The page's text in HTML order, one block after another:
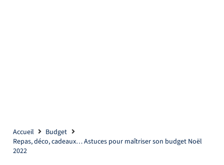
Accueil
Budget
Repas, déco, cadeaux… Astuces pour maîtriser son budget Noël
2022